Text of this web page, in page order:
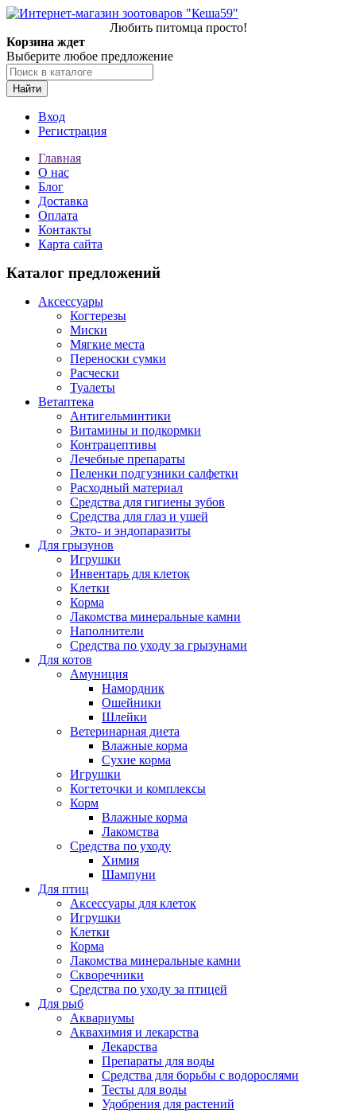
Любить питомца просто!
Корзина ждет
Выберите любое предложение
Найти
Вход
Регистрация
Главная
О нас
Блог
Доставка
Оплата
Контакты
Карта сайта
Каталог предложений
Аксессуары
Когтерезы
Миски
Мягкие места
Переноски сумки
Расчески
Туалеты
Ветаптека
Антигельминтики
Витамины и подкормки
Контрацептивы
Лечебные препараты
Пеленки подгузники салфетки
Расходный материал
Средства для гигиены зубов
Средства для глаз и ушей
Экто- и эндопаразиты
Для грызунов
Игрушки
Инвентарь для клеток
Клетки
Корма
Лакомства минеральные камни
Наполнители
Средства по уходу за грызунами
Для котов
Амуниция
Намордник
Ошейники
Шлейки
Ветеринарная диета
Влажные корма
Сухие корма
Игрушки
Когтеточки и комплексы
Корм
Влажные корма
Лакомства
Средства по уходу
Химия
Шампуни
Для птиц
Аксессуары для клеток
Игрушки
Клетки
Корма
Лакомства минеральные камни
Скворечники
Средства по уходу за птицей
Для рыб
Аквариумы
Аквахимия и лекарства
Лекарства
Препараты для воды
Средства для борьбы с водорослями
Тесты для воды
Удобрения для растений